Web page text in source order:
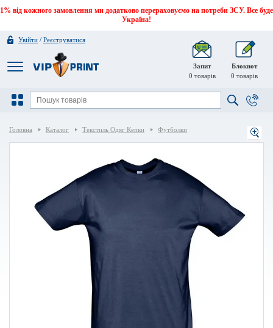
1% від кожного замовлення ми додатково перераховуємо на потреби ЗСУ. Все буде
Україна!
Увійти /Реєструватися
Запит
0 товарів
Блокнот
0 товарів
Головна Каталог Текстиль Одяг Кепки Футболки